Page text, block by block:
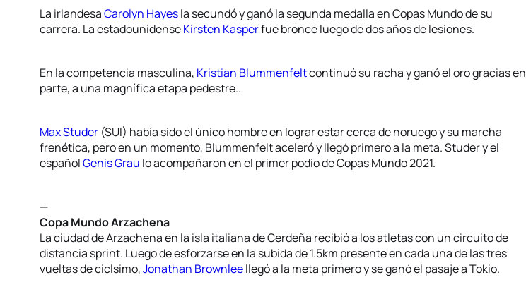
La irlandesaCarolyn Hayesla secundó y ganó la segunda medalla en Copas Mundo de su
carrera. La estadounidenseKirsten Kasperfue bronce luego de dos años de lesiones.
En la competencia masculina, Kristian Blummenfeltcontinuó su racha y ganó el oro gracias en
parte, a una magnífica etapa pedestre..
Max Studer (SUI) había sido el único hombre en lograr estar cerca de noruego y su marcha
frenética, pero en un momento, Blummenfelt aceleró y llegó primero a la meta. Studer y el
españolGenis Grau lo acompañaron en el primer podio de Copas Mundo 2021.
—
Copa Mundo Arzachena
La ciudad de Arzachena en la isla italiana de Cerdeña recibió a los atletas con un circuito de
distancia sprint. Luego de esforzarse en la subida de 1.5km presente en cada una de las tres
vueltas de ciclsimo,Jonathan Brownleellegó a la meta primero y se ganó el pasaje a Tokio.